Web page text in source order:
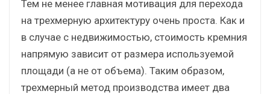
Тем не менее главная мотивация для перехода
на трехмерную архитектуру очень проста. Как и
в случае с недвижимостью, стоимость кремния
напрямую зависит от размера используемой
площади (а не от объема). Таким образом,
трехмерный метод производства имеет два